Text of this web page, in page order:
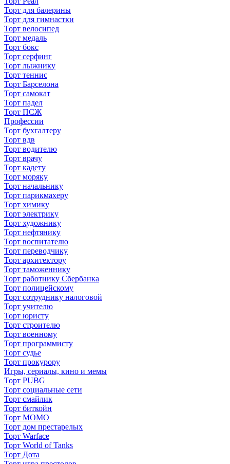
Торт для балерины
Торт для гимнастки
Торт велосипед
Торт медаль
Торт бокс
Торт серфинг
Торт лыжнику
Торт теннис
Торт Барселона
Торт самокат
Торт падел
Торт ПСЖ
Профессии
Торт бухгалтеру
Торт вдв
Торт водителю
Торт врачу
Торт кадету
Торт моряку
Торт начальнику
Торт парикмахеру
Торт химику
Торт электрику
Торт художнику
Торт нефтянику
Торт воспитателю
Торт переводчику
Торт архитектору
Торт таможеннику
Торт работнику Сбербанка
Торт полицейскому
Торт сотруднику налоговой
Торт учителю
Торт юристу
Торт строителю
Торт военному
Торт программисту
Торт судье
Торт прокурору
Игры, сериалы, кино и мемы
Торт PUBG
Торт социальные сети
Торт смайлик
Торт биткойн
Торт МОМО
Торт дом престарелых
Торт Warface
Торт World of Tanks
Торт Дота